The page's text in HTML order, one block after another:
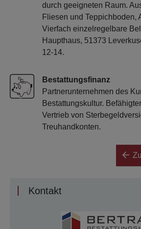
Kontakt
durch geeigneten Raum.
Fliesen und Teppichboden,
Vierfach einzelregelbare
Haupthaus, 51373
12-14.
Bestattungsfinanz
Partnerunternehmen des
Bestattungskultur.
Vertrieb von
Treuhandkonten.